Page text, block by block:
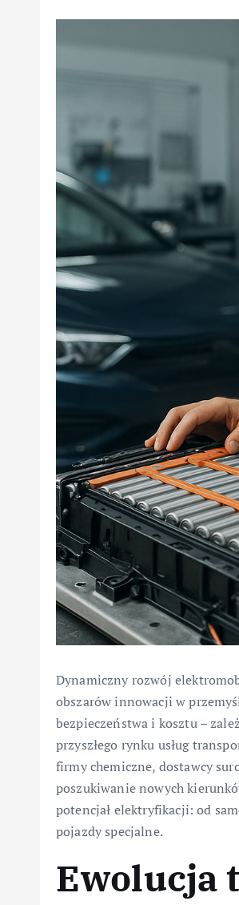
Dynamiczny rozwój
obszarów innowacji w
bezpieczeństwa i kosztu –
przyszłego rynku usług
firmy chemiczne, dostawcy
poszukiwanie nowych
potencjał elektryfikacji: od
pojazdy specjalne.
Ewolucja